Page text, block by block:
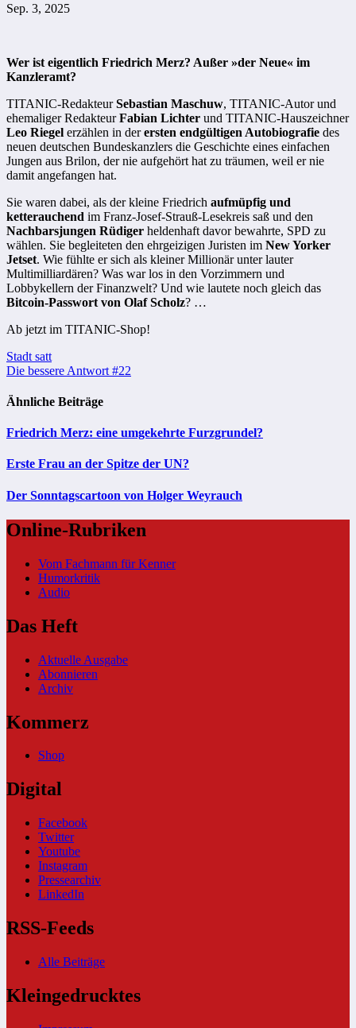
Sep. 3, 2025
Wer ist eigentlich Friedrich Merz? Außer »der Neue« im
Kanzleramt?
TITANIC-RedakteurSebastian Maschuw, TITANIC-Autor und
ehemaliger RedakteurFabian Lichter und TITANIC-Hauszeichner
Leo Riegel erzählen in derersten endgültigen Autobiografie des
neuen deutschen Bundeskanzlers die Geschichte eines einfachen
Jungen aus Brilon, der nie aufgehört hat zu träumen, weil er nie
damit angefangen hat.
Sie waren dabei, als der kleine Friedrich aufmüpfig und
ketterauchend im Franz-Josef-Strauß-Lesekreis saß und den
Nachbarsjungen Rüdiger heldenhaft davor bewahrte, SPD zu
wählen. Sie begleiteten den ehrgeizigen Juristen im New Yorker
Jetset. Wie fühlte er sich als kleiner Millionär unter lauter
Multimilliar­dären? Was war los in den Vorzimmern und
Lobbykellern der Finanzwelt? Und wie lautete noch gleich das
Bitcoin-Passwort von Olaf Scholz? …
Ab jetzt im TITANIC-Shop!
Beitragsnavigation
Stadt satt
Die bessere Antwort #22
Ähnliche Beiträge
Friedrich Merz: eine umgekehrte Furzgrundel?
Erste Frau an der Spitze der UN?
Der Sonntagscartoon von Holger Weyrauch
Online-Rubriken
Vom Fachmann für Kenner
Humorkritik
Audio
Das Heft
Aktuelle Ausgabe
Abonnieren
Archiv
Kommerz
Shop
Digital
Facebook
Twitter
Youtube
Instagram
Pressearchiv
LinkedIn
RSS-Feeds
Alle Beiträge
Kleingedrucktes